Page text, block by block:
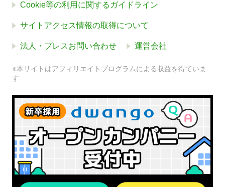
Cookie等の利用に関するガイドライン
サイトアクセス情報の取得について
法人・プレスお問い合わせ 運営会社
※本サイトはアフィリエイトプログラムによる収益を得ていま
す